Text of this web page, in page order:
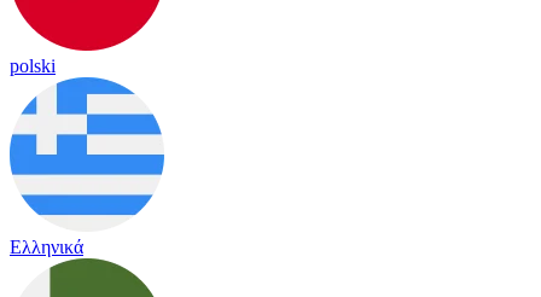
polski
Ελληνικά